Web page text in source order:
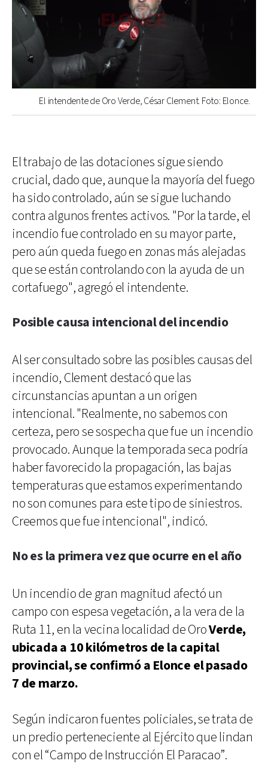
El intendente de Oro Verde, César Clement. Foto: Elonce.
El trabajo de las dotaciones sigue siendo
crucial, dado que, aunque la mayoría del fuego
ha sido controlado, aún se sigue luchando
contra algunos frentes activos. "Por la tarde, el
incendio fue controlado en su mayor parte,
pero aún queda fuego en zonas más alejadas
que se están controlando con la ayuda de un
cortafuego", agregó el intendente.
Posible causa intencional del incendio
Al ser consultado sobre las posibles causas del
incendio, Clement destacó que las
circunstancias apuntan a un origen
intencional. "Realmente, no sabemos con
certeza, pero se sospecha que fue un incendio
provocado. Aunque la temporada seca podría
haber favorecido la propagación, las bajas
temperaturas que estamos experimentando
no son comunes para este tipo de siniestros.
Creemos que fue intencional", indicó.
No es la primera vez que ocurre en el año
Un incendio de gran magnitud afectó un
campo con espesa vegetación, a la vera de la
Ruta 11, en la vecina localidad de OroVerde,
ubicada a 10 kilómetros de la capital
provincial, se confirmó a Elonce el pasado
7 de marzo.
Según indicaron fuentes policiales, se trata de
un predio perteneciente al Ejército que lindan
con el “Campo de Instrucción El Paracao”.